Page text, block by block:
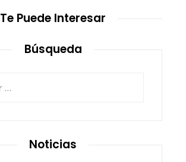
Te Puede Interesar
Búsqueda
Noticias